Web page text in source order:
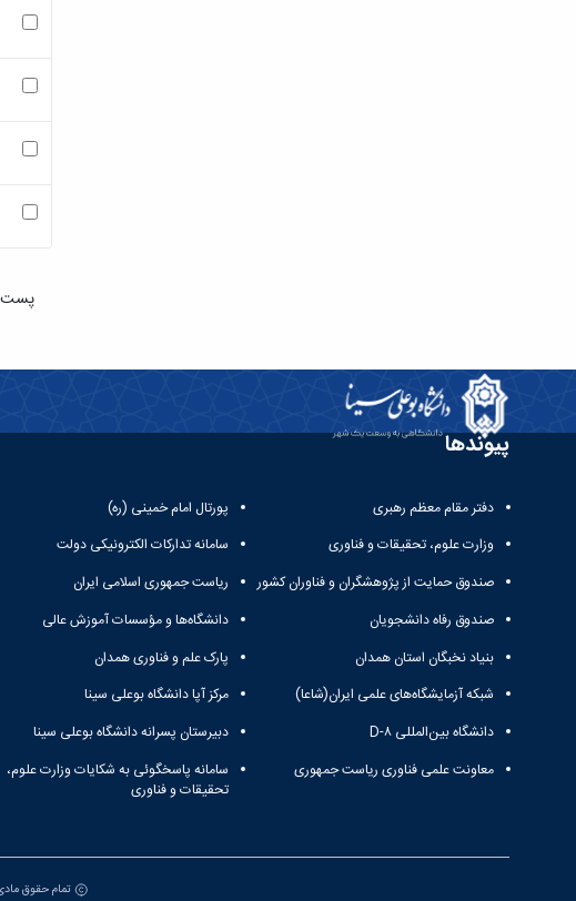
پیوندها
دفتر مقام معظم رهبری
وزارت علوم، تحقیقات و فناوری
صندوق حمایت از پژوهشگران و فناوران کشور
صندوق رفاه دانشجویان
بنیاد نخبگان استان همدان
شبکه آزمایشگاه‌های علمی ایران(شاعا)
دانشگاه بین‌المللی D-۸
معاونت علمی فناوری ریاست جمهوری
پورتال امام خمینی (ره)
سامانه تدارکات الکترونیکی دولت
ریاست جمهوری اسلامی ایران
دانشگاه‌ها و مؤسسات آموزش عالی
پارک علم و فناوری همدان
مرکز آپا دانشگاه بوعلی سینا
دبیرستان پسرانه دانشگاه بوعلی سینا
سامانه پاسخگوئی به شکایات وزارت علوم،
تحقیقات و فناوری
تمام حقوق